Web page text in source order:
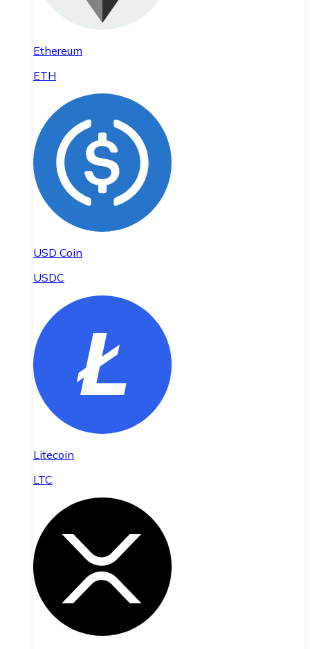
Ethereum
ETH
USD Coin
USDC
Litecoin
LTC